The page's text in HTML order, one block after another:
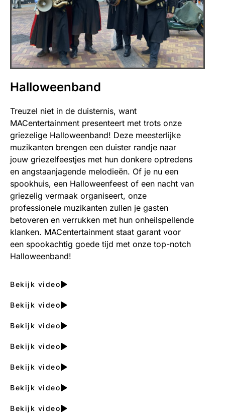
Halloweenband
Treuzel niet in de duisternis, want
MACentertainment presenteert met trots onze
griezelige Halloweenband! Deze meesterlijke
muzikanten brengen een duister randje naar
jouw griezelfeestjes met hun donkere optredens
en angstaanjagende melodieën. Of je nu een
spookhuis, een Halloweenfeest of een nacht van
griezelig vermaak organiseert, onze
professionele muzikanten zullen je gasten
betoveren en verrukken met hun onheilspellende
klanken. MACentertainment staat garant voor
een spookachtig goede tijd met onze top-notch
Halloweenband!
Bekijk video
Bekijk video
Bekijk video
Bekijk video
Bekijk video
Bekijk video
Bekijk video